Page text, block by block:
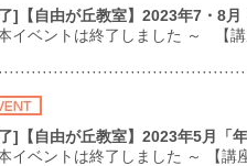
]【自由が丘教室】2023年7・8
イベントは終了しました ～ 【
]【自由が丘教室】2023年5月「
イベントは終了しました ～ 【